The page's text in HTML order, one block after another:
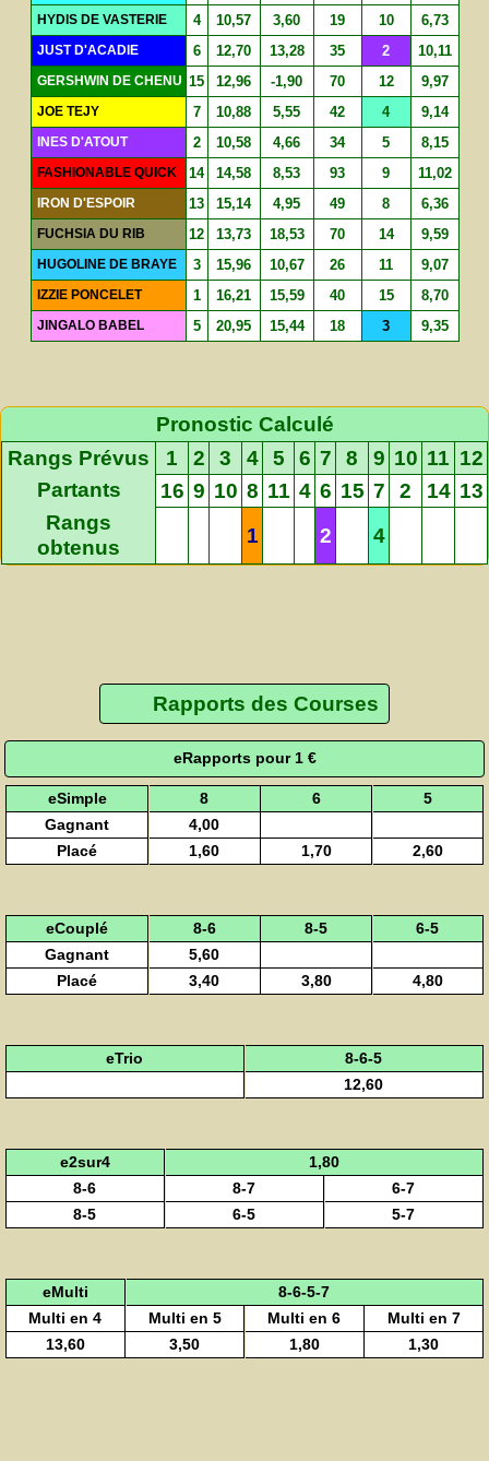
HYDIS DE VASTERIE 4 10,57 3,60 19 10 6,73
JUST D'ACADIE 6 12,70 13,28 35 2 10,11
GERSHWIN DE CHENU 15 12,96 -1,90 70 12 9,97
JOE TEJY 7 10,88 5,55 42 4 9,14
INES D'ATOUT 2 10,58 4,66 34 5 8,15
FASHIONABLE QUICK 14 14,58 8,53 93 9 11,02
IRON D'ESPOIR 13 15,14 4,95 49 8 6,36
FUCHSIA DU RIB 12 13,73 18,53 70 14 9,59
HUGOLINE DE BRAYE 3 15,96 10,67 26 11 9,07
IZZIE PONCELET 1 16,21 15,59 40 15 8,70
JINGALO BABEL 5 20,95 15,44 18 3 9,35
Pronostic Calculé
Rangs Prévus
1 2 3 4 5 6 7 8 9 10 11 12
Partants
16 9 10 8 11 4 6 15 7 2 14 13
Rangs
obtenus
1 2 4
Rapports des Courses
eRapports pour 1 €
eSimple 8 6
5
Gagnant
4,00
Placé
1,60 1,70 2,60
eCouplé 8-6 8-5
6-5
Gagnant
5,60
Placé
3,40 3,80 4,80
eTrio
8-6-5
12,60
e2sur4
1,80
8-6
8-7
6-7
8-5
6-5 5-7
eMulti
8-6-5-7
Multi en 4
Multi en 5 Multi en 6
Multi en 7
13,60
3,50 1,80 1,30